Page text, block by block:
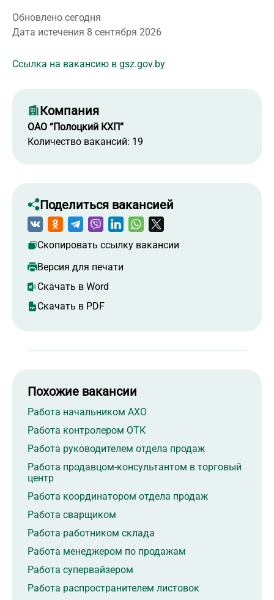
Обновлено сегодня
Дата истечения 8 сентября 2026
Ссылка на вакансию в gsz.gov.by
Компания
ОАО “Полоцкий КХП”
Количество вакансий: 19
Поделиться вакансией
Скопировать ссылку вакансии
Версия для печати
Скачать в Word
Скачать в PDF
Похожие вакансии
Работа начальником АХО
Работа контролером ОТК
Работа руководителем отдела продаж
Работа продавцом-консультантом в торговый
центр
Работа координатором отдела продаж
Работа сварщиком
Работа работником склада
Работа менеджером по продажам
Работа супервайзером
Работа распространителем листовок